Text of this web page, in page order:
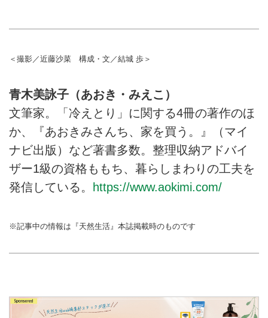
＜撮影／近藤沙菜 構成・文／結城 歩＞
青木美詠子（あおき・みえこ）
文筆家。「冷えとり」に関する4冊の著作のほ
か、『あおきみさんち、家を買う。』（マイ
ナビ出版）など著書多数。整理収納アドバイ
ザー1級の資格ももち、暮らしまわりの工夫を
発信している。
https://www.aokimi.com/
※記事中の情報は『天然生活』本誌掲載時のものです